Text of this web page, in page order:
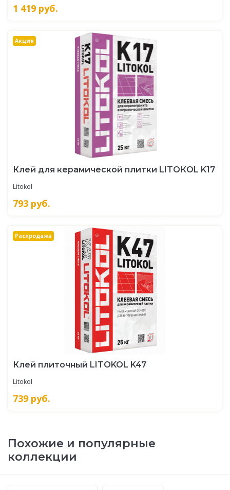
1 419 руб.
Акция
Клей для керамической плитки LITOКOL K17
Litokol
793 руб.
Распродажа
Клей плиточный LITOKOL K47
Litokol
739 руб.
Похожие и популярные
коллекции